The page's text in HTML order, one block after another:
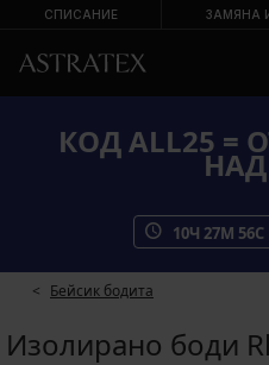
СПИСАНИЕ ЗАМЯНА
КОД ALL25 =
НАД
10Ч 27М 56С
Бейсик бодита
Изолирано боди